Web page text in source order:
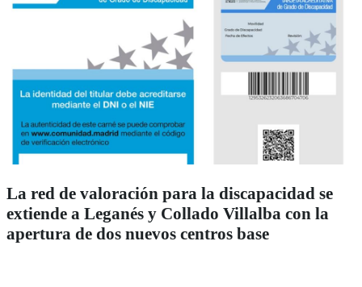
La red de valoración para la discapacidad se
extiende a Leganés y Collado Villalba con la
apertura de dos nuevos centros base